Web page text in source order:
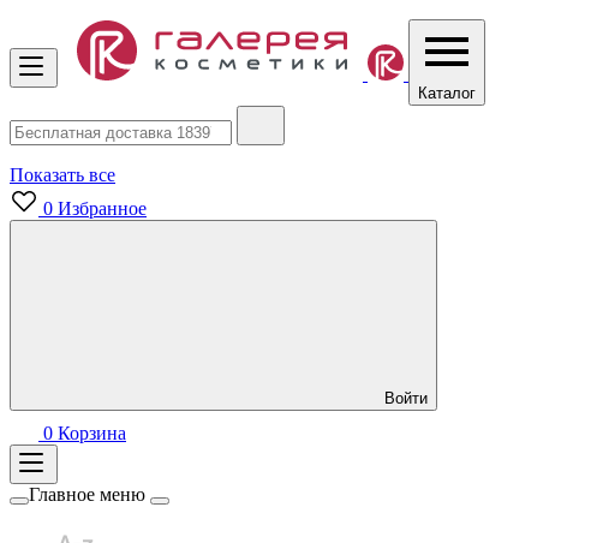
Каталог
Показать все
0 Избранное
Войти
0 Корзина
Главное меню